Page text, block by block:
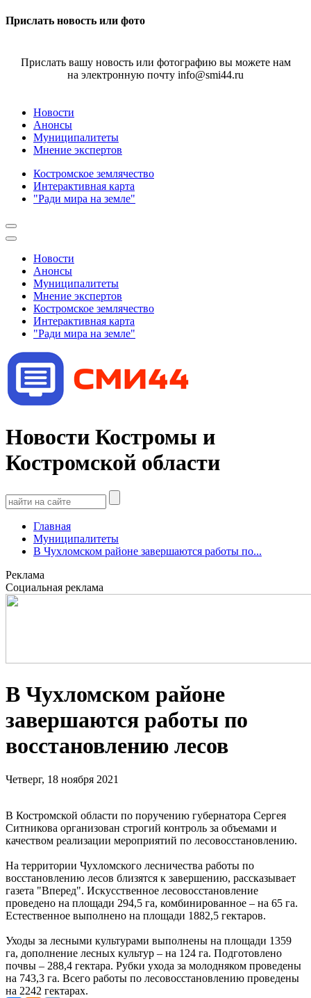
Прислать новость или фото
Прислать вашу новость или фотографию вы можете нам
на электронную почту info@smi44.ru
Новости
Анонсы
Муниципалитеты
Мнение экспертов
Костромское землячество
Интерактивная карта
"Ради мира на земле"
Новости
Анонсы
Муниципалитеты
Мнение экспертов
Костромское землячество
Интерактивная карта
"Ради мира на земле"
Новости Костромы и
Костромской области
Главная
Муниципалитеты
В Чухломском районе завершаются работы по...
Реклама
Социальная реклама
В Чухломском районе
завершаются работы по
восстановлению лесов
Четверг, 18 ноября 2021
В Костромской области по поручению губернатора Сергея
Ситникова организован строгий контроль за объемами и
качеством реализации мероприятий по лесовосстановлению.
На территории Чухломского лесничества работы по
восстановлению лесов близятся к завершению, рассказывает
газета "Вперед". Искусственное лесовосстановление
проведено на площади 294,5 га, комбинированное – на 65 га.
Естественное выполнено на площади 1882,5 гектаров.
Уходы за лесными культурами выполнены на площади 1359
га, дополнение лесных культур – на 124 га. Подготовлено
почвы – 288,4 гектара. Рубки ухода за молодняком проведены
на 743,3 га. Всего работы по лесовосстановлению проведены
на 2242 гектарах.